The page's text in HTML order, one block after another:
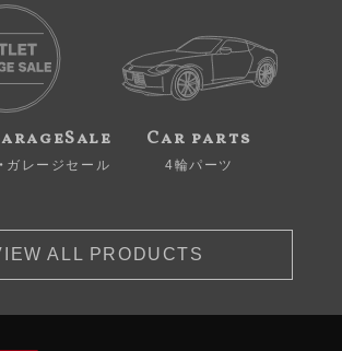
ガレージセール
Car parts
4輪パーツ
ALL PRODUCTS